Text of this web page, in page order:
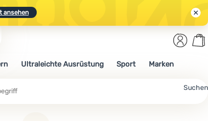
ansehen
ansehen
Suchen
Anmelden
Ultraleichte Ausrüstung Sport Marken